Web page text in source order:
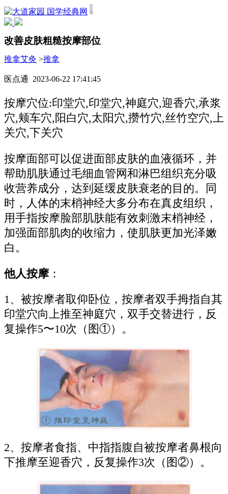
国学经典网
改善皮肤粗糙按摩部位
推拿艾灸 >推拿
医点通 2023-06-22 17:41:45
按摩穴位:印堂穴,印堂穴,神庭穴,迎香穴,承浆
穴,颊车穴,阳白穴,太阳穴,攒竹穴,丝竹空穴,上
关穴,下关穴
按摩面部可以促进面部皮肤的血液循环，并
帮助肌肤通过毛细血管网和淋巴组织充分吸
收营养成分，达到延缓皮肤衰老的目的。同
时，人体的末梢神经大多分布在真皮组织，
用手指按摩脸部肌肤能有效刺激末梢神经，
加强面部肌肉的收缩力，使肌肤更加光泽嫩
白。
他人按摩 ：
1、被按摩者取仰卧位，按摩者双手拇指自其
印堂穴向上推至神庭穴，双手交替进行，反
复操作5〜10次（图①）。
2、按摩者食指、中指指腹自被按摩者鼻根向
下推摩至迎香穴，反复操作3次（图②）。